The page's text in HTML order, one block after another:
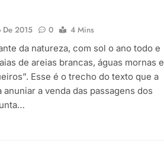
De 2015 0
4 Mins
da natureza, com sol o ano todo e
de areias brancas, águas mornas e
Esse é o trecho do texto que a
a venda das passagens dos